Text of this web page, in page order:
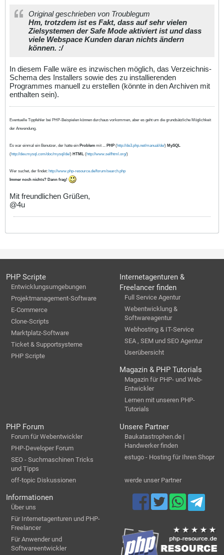
Original geschrieben von Troublegum
Hm, trotzdem ist es Fakt, dass auf sehr vielen
Zielsystemen der Safe Mode aktiviert ist und dass
viele Webspace Kunden daran nichts ändern
können. :/
In diesem Falle wäre es inzwischen möglich, das Verzeichnis-
Schema des Installers sowie des zu installierenden
Programmes manuell zu erstellen (könnte in den Archiven mit
enthalten sein).
Eventuelle Tippfehler bei PHP-Beispielen können durchaus vorkommen, aber es geht um die grundsätzliche Möglichkeit
der Anwendung.
Es war einmal ein Benutzer, der hatte ein Problem mit ... PHP (http://de3.php.net/manual/de/) MySQL
(http://dev.mysql.com/doc/mysql/de/) HTML (http://www.selfhtml.org/)
Wer suchet, der findet: http://www.php-resource.de/forum/search.php
Immer noch nichts? Dann frag!
Mit freundlichen Grüßen,
@4u
PHP Scripte
Entwicklungsumgebungen
Projektmanagement-Software
E-Commerce
Clone-Scripts
Marktplatz-Software
Ticket & Supportsysteme
PHP Scripte
Internetagenturen &
Freelancer finden
Full Service Agentur
Webentwicklung &
Softwareagentur
Webhosting & IT-Service
SEA , SEM und SEO Agentur
Userübersicht
Magazin & PHP Tutorials
Magazin für PHP- und Web-
Entwickler
Lernen mit unseren PHP-
Tutorials
PHP Forum
Forum für Webentwickler
PHP-Developer Forum
SEO - Suchmaschinen Tricks
und Tipps
off-topic Diskussionen
Unsere Partner
Baukatastrophen.de |
Handwerker finden
estugo - Hosting für Ihren Shopr
werde unser Partner
Informationen
Über uns
Für Internetagenturen und PHP-
Freelancer
Für Anwender und
Softwareentwickler